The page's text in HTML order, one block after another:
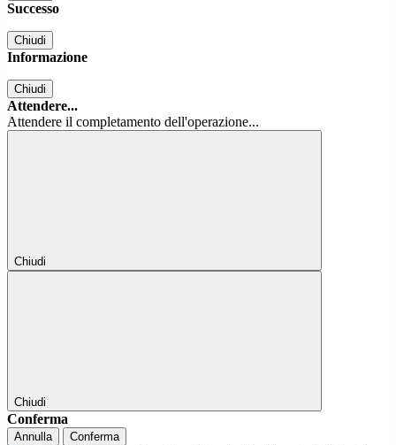
Successo
Chiudi
Informazione
Chiudi
Attendere...
Attendere il completamento dell'operazione...
Chiudi
Chiudi
Conferma
Annulla Conferma